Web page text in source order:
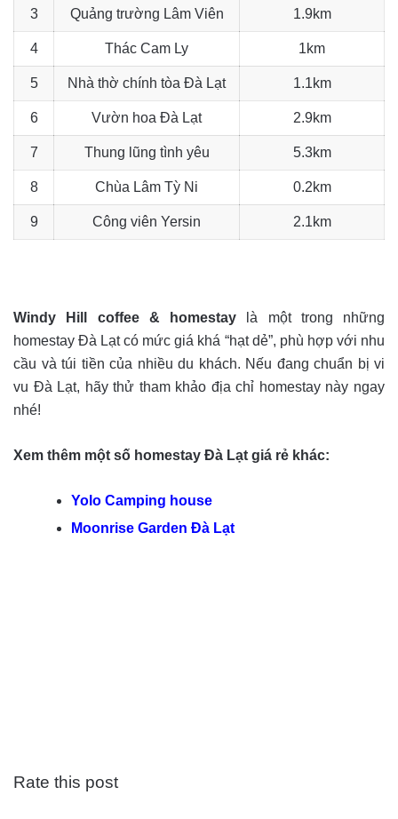
3 Quảng trường Lâm Viên 1.9km
4 Thác Cam Ly 1km
5 Nhà thờ chính tòa Đà Lạt 1.1km
6 Vườn hoa Đà Lạt 2.9km
7 Thung lũng tình yêu 5.3km
8 Chùa Lâm Tỳ Ni 0.2km
9 Công viên Yersin 2.1km
Windy Hill coffee & homestay là một trong những
homestay Đà Lạt có mức giá khá “hạt dẻ”, phù hợp với nhu
cầu và túi tiền của nhiều du khách. Nếu đang chuẩn bị vi
vu Đà Lạt, hãy thử tham khảo địa chỉ homestay này ngay
nhé!
Xem thêm một số homestay Đà Lạt giá rẻ khác:
Yolo Camping house
Moonrise Garden Đà Lạt
Rate this post